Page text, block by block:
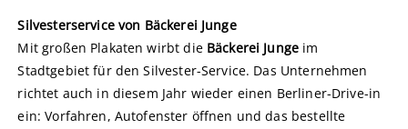
Silvesterservice von Bäckerei Junge
Mit großen Plakaten wirbt die Bäckerei Junge im
Stadtgebiet für den Silvester-Service. Das Unternehmen
richtet auch in diesem Jahr wieder einen Berliner-Drive-in
ein: Vorfahren, Autofenster öffnen und das bestellte